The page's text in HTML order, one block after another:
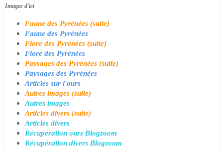
Images d'ici
Faune des Pyrénées (suite)
Faune des Pyrénées
Flore des Pyrénées (suite)
Flore des Pyrénées
Paysages des Pyrénées (suite)
Paysages des Pyrénées
Articles sur l'ours
Autres images (suite)
Autres images
Articles divers (suite)
Articles divers
Récupération ours Blogzoom
Récupération divers Blogzoom